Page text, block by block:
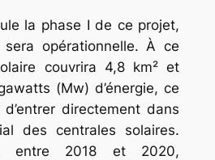
la phase I de ce projet,
opérationnelle. À ce
couvrira 4,8 km² et
(Mw) d’énergie, ce
directement dans
des centrales solaires.
entre 2018 et 2020,